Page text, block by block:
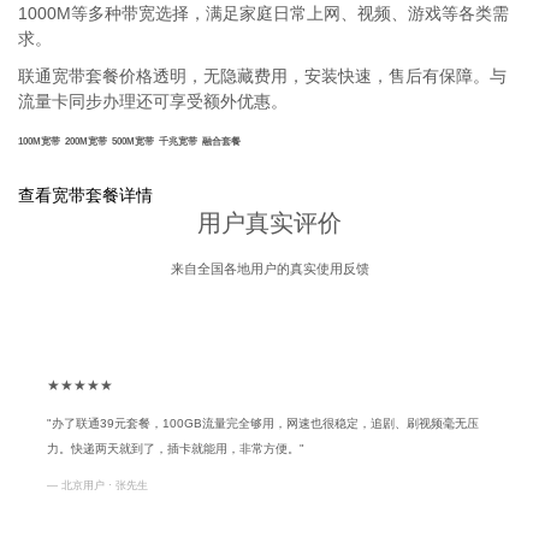
1000M等多种带宽选择，满足家庭日常上网、视频、游戏等各类需
求。
联通宽带套餐价格透明，无隐藏费用，安装快速，售后有保障。与
流量卡同步办理还可享受额外优惠。
100M宽带 200M宽带 500M宽带 千兆宽带 融合套餐
查看宽带套餐详情
用户真实评价
来自全国各地用户的真实使用反馈
★★★★★
"办了联通39元套餐，100GB流量完全够用，网速也很稳定，追剧、刷视频毫无压
力。快递两天就到了，插卡就能用，非常方便。"
— 北京用户 · 张先生